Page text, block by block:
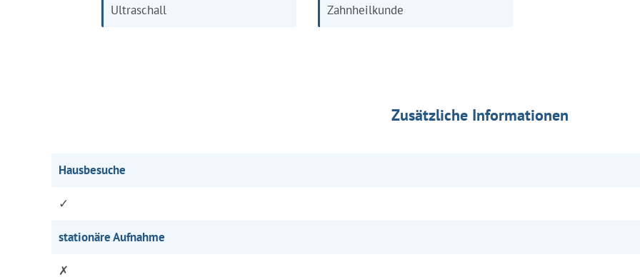
Ultraschall Zahnheilkunde
Zusätzliche Informationen
Hausbesuche
✓
stationäre Aufnahme
✗